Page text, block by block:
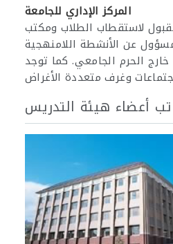
المركز الإداري للجامعة
لاستقطاب الطلاب ومكتب
عن الأنشطة اللامنهجية
الحرم الجامعي. كما توجد
أعضاء هيئة التدريس